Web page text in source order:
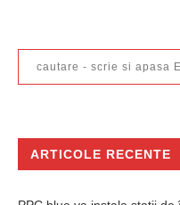
ARTICOLE RECENTE